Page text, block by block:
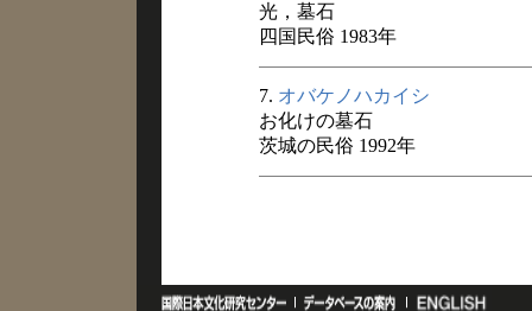
光，墓石
四国民俗 1983年
7. オバケノハカイシ
お化けの墓石
茨城の民俗 1992年